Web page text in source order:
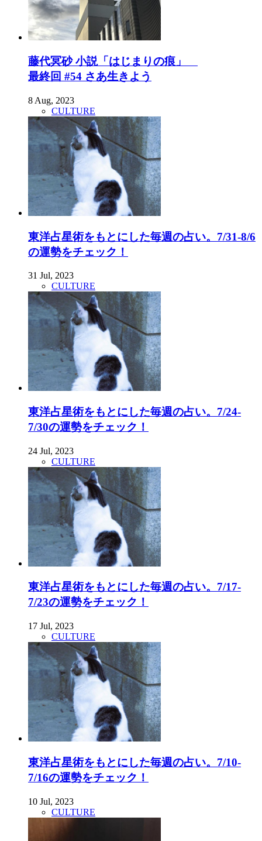
藤代冥砂 小説「はじまりの痕」
最終回 #54 さあ生きよう
8 Aug, 2023
CULTURE
東洋占星術をもとにした毎週の占い。7/31-8/6
の運勢をチェック！
31 Jul, 2023
CULTURE
東洋占星術をもとにした毎週の占い。7/24-
7/30の運勢をチェック！
24 Jul, 2023
CULTURE
東洋占星術をもとにした毎週の占い。7/17-
7/23の運勢をチェック！
17 Jul, 2023
CULTURE
東洋占星術をもとにした毎週の占い。7/10-
7/16の運勢をチェック！
10 Jul, 2023
CULTURE